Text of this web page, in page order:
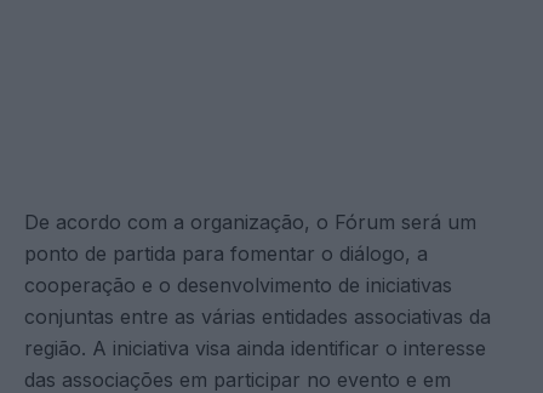
De acordo com a organização, o Fórum será um
ponto de partida para fomentar o diálogo, a
cooperação e o desenvolvimento de iniciativas
conjuntas entre as várias entidades associativas da
região. A iniciativa visa ainda identificar o interesse
das associações em participar no evento e em